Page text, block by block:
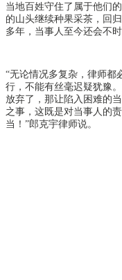
当地百姓守住了属于他们
的山头继续种果采茶，回
多年，当事人至今还会不
“无论情况多复杂，律师都
行，不能有丝毫迟疑犹豫
放弃了，那让陷入困难的
之事，这既是对当事人的责
当！ ”郎克宇律师说。